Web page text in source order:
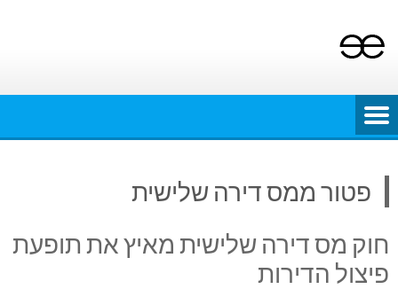
content
פטור ממס דירה שלישית
חוק מס דירה שלישית מאיץ את תופעת
פיצול הדירות